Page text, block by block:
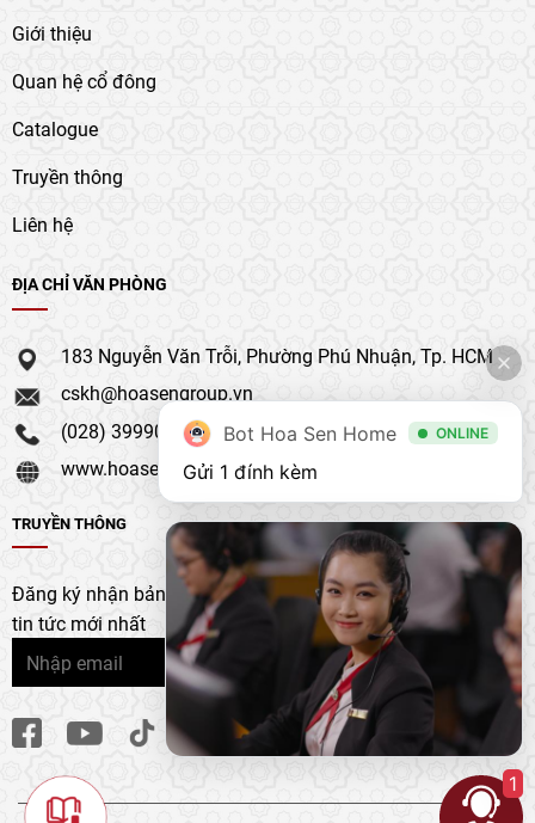
Giới thiệu
Quan hệ cổ đông
Catalogue
Truyền thông
Liên hệ
ĐỊA CHỈ VĂN PHÒNG
183 Nguyễn Văn Trỗi, Phường Phú Nhuận, Tp. HCM
cskh@hoasengroup.vn
(028) 39990 111
www.hoasengroup.vn
TRUYỀN THÔNG
Đăng ký nhận bản tin của chúng tôi để nhận bản cập nhật &
tin tức mới nhất
Bot Hoa Sen Home ONLINE
Gửi 1 đính kèm
1